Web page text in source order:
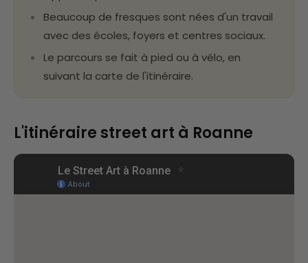
Beaucoup de fresques sont nées d'un travail
avec des écoles, foyers et centres sociaux.
Le parcours se fait à pied ou à vélo, en
suivant la carte de l'itinéraire.
L'itinéraire street art à Roanne